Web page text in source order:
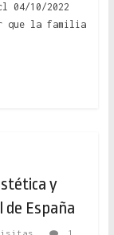
04/10/2022
que la familia
y
España